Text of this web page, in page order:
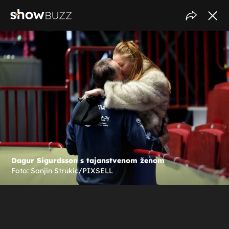
Dagur Sigurdsson s tajanstvenom ženom
Foto: Sanjin Strukic/PIXSELL